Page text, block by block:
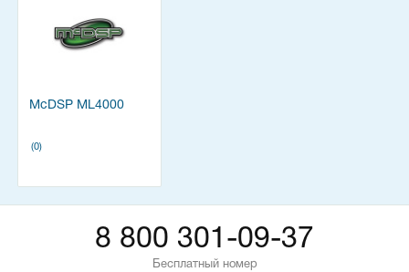
McDSP ML4000
(0)
8 800 301-09-37
Бесплатный номер